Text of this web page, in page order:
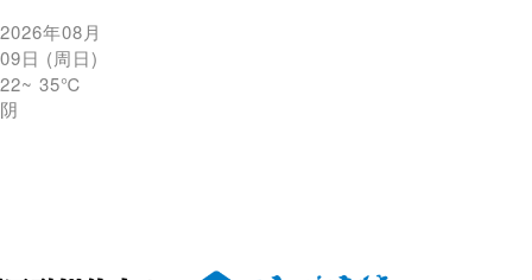
2026年08月
09日 (周日)
22~ 35℃
阴